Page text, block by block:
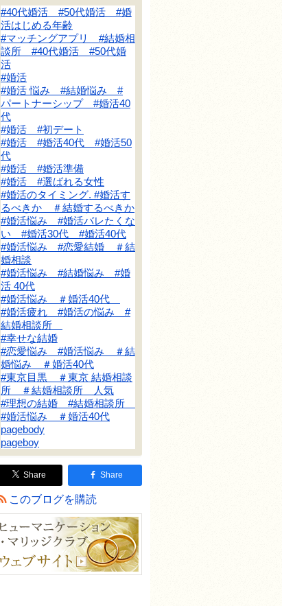
#40代婚活 #50代婚活 #婚
活はじめる年齢
#マッチングアプリ #結婚相
談所 #40代婚活 #50代婚
活
#婚活
#婚活 悩み #結婚悩み #
パートナーシップ #婚活40
代
#婚活 #初デート
#婚活 #婚活40代 #婚活50
代
#婚活 #婚活準備
#婚活 #選ばれる女性
#婚活のタイミング. #婚活す
るべきか ＃結婚するべきか
#婚活悩み #婚活バレたくな
い #婚活30代 #婚活40代
#婚活悩み #恋愛結婚 ＃結
婚相談
#婚活悩み #結婚悩み #婚
活 40代
#婚活悩み ＃婚活40代
#婚活疲れ #婚活の悩み #
結婚相談所
#幸せな結婚
#恋愛悩み #婚活悩み ＃結
婚悩み ＃婚活40代
#東京目黒 ＃東京 結婚相談
所 ＃結婚相談所 人気
#理想の結婚 #結婚相談所
#婚活悩み ＃婚活40代
pagebody
pageboy
Share Share
このブログを購読